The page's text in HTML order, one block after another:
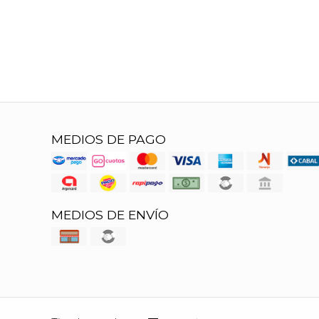
MEDIOS DE PAGO
MEDIOS DE ENVÍO